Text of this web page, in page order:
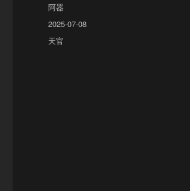
作
者
阿器
发
布
于
2025-07-08
分
天官